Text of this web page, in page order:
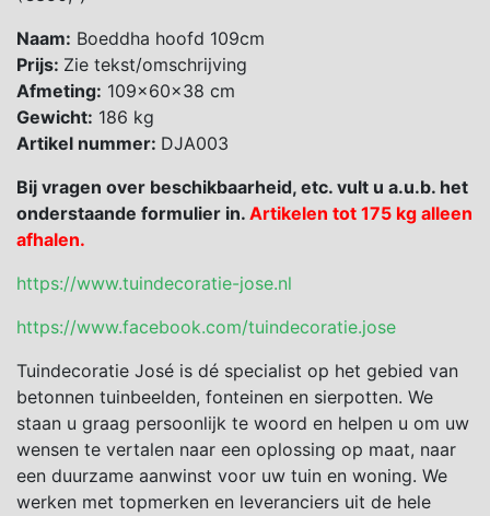
Naam: Boeddha hoofd 109cm
Prijs: Zie tekst/omschrijving
Afmeting: 109x60x38 cm
Gewicht: 186 kg
Artikel nummer: DJA003
Bij vragen over beschikbaarheid, etc. vult u a.u.b. het
onderstaande formulier in. Artikelen tot 175 kg alleen
afhalen.
https://www.tuindecoratie-jose.nl
https://www.facebook.com/tuindecoratie.jose
Tuindecoratie José is dé specialist op het gebied van
betonnen tuinbeelden, fonteinen en sierpotten. We
staan u graag persoonlijk te woord en helpen u om uw
wensen te vertalen naar een oplossing op maat, naar
een duurzame aanwinst voor uw tuin en woning. We
werken met topmerken en leveranciers uit de hele